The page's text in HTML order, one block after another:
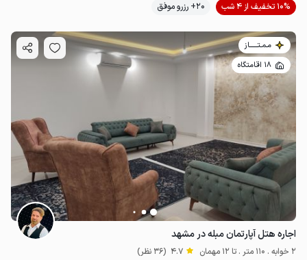
2 میلیون ت 4.8
2.52میلیون ت
10% تخفیف از 4 شب
20+ رزرو موفق
مـمـتــــــاز
18 اقامتگاه
اجاره هتل آپارتمان مبله در مشهد
2 خوابه . 110 متر . تا 12 مهمان 4.7 (36 نظر)